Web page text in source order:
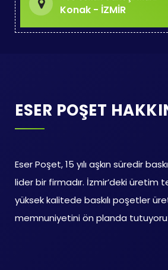
Konak - İZMİR
ESER POŞET
Eser Poşet, 15 yılı aşkın süredir
lider bir firmadır. İzmir’deki üretim
yüksek kalitede baskılı poşetler
memnuniyetini ön planda